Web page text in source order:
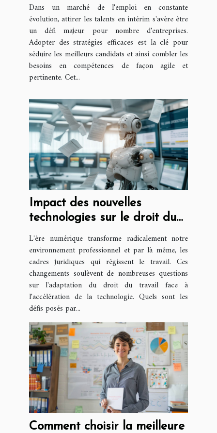
Dans un marché de l'emploi en constante
évolution, attirer les talents en intérim s'avère être
un défi majeur pour nombre d'entreprises.
Adopter des stratégies efficaces est la clé pour
séduire les meilleurs candidats et ainsi combler les
besoins en compétences de façon agile et
pertinente. Cet...
Impact des nouvelles
technologies sur le droit du
L'ère numérique transforme radicalement notre
environnement professionnel et par là même, les
cadres juridiques qui régissent le travail. Ces
changements soulèvent de nombreuses questions
sur l'adaptation du droit du travail face à
l'accélération de la technologie. Quels sont les
défis posés par...
Comment choisir la meilleure